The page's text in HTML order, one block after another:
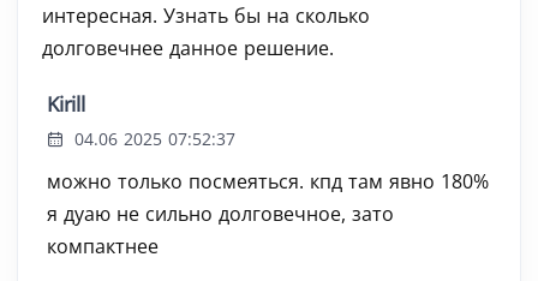
интересная. Узнать бы на сколько
долговечнее данное решение.
Kirill
04.06 2025 07:52:37
можно только посмеяться. кпд там явно 180%
я дуаю не сильно долговечное, зато
компактнее